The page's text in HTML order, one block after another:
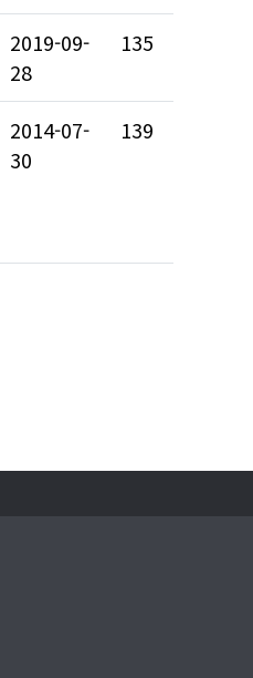
2019-09-
28
135
2014-07-
30
139